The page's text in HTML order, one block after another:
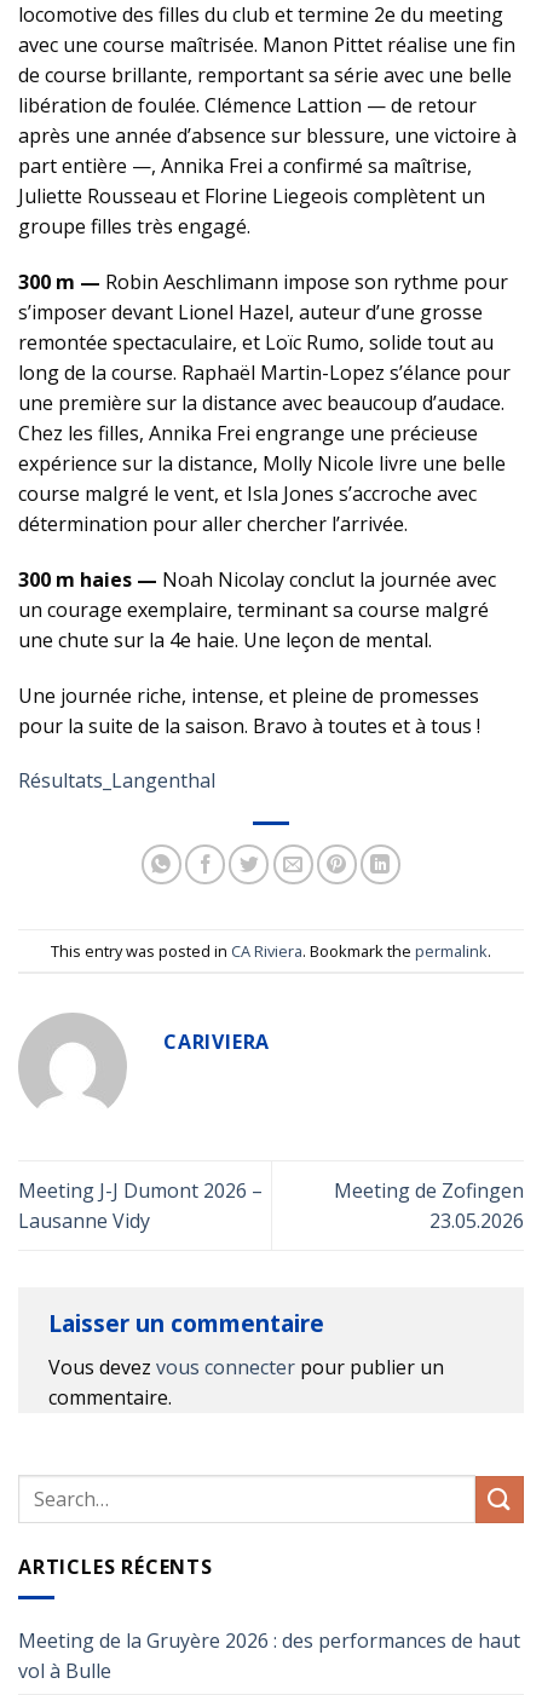
locomotive des filles du club et termine 2e du meeting
avec une course maîtrisée. Manon Pittet réalise une fin
de course brillante, remportant sa série avec une belle
libération de foulée. Clémence Lattion — de retour
après une année d’absence sur blessure, une victoire à
part entière —, Annika Frei a confirmé sa maîtrise,
Juliette Rousseau et Florine Liegeois complètent un
groupe filles très engagé.
300 m — Robin Aeschlimann impose son rythme pour
s’imposer devant Lionel Hazel, auteur d’une grosse
remontée spectaculaire, et Loïc Rumo, solide tout au
long de la course. Raphaël Martin-Lopez s’élance pour
une première sur la distance avec beaucoup d’audace.
Chez les filles, Annika Frei engrange une précieuse
expérience sur la distance, Molly Nicole livre une belle
course malgré le vent, et Isla Jones s’accroche avec
détermination pour aller chercher l’arrivée.
300 m haies — Noah Nicolay conclut la journée avec
un courage exemplaire, terminant sa course malgré
une chute sur la 4e haie. Une leçon de mental.
Une journée riche, intense, et pleine de promesses
pour la suite de la saison. Bravo à toutes et à tous !
Résultats_Langenthal
This entry was posted in CA Riviera. Bookmark the permalink.
CARIVIERA
Meeting J-J Dumont 2026 –
Lausanne Vidy
Meeting de Zofingen
23.05.2026
Laisser un commentaire
Vous devez vous connecter pour publier un
commentaire.
ARTICLES RÉCENTS
Meeting de la Gruyère 2026 : des performances de haut
vol à Bulle